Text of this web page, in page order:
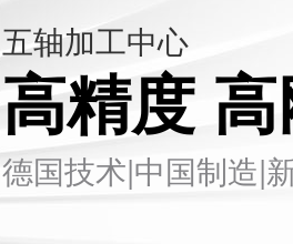
五轴加工中心
高精度
德国技术|中国制造|